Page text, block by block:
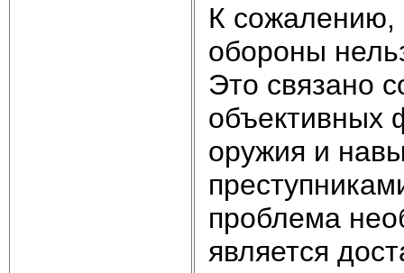
К сожалению,
обороны
Это связано
объективных
оружия и
проблема
является